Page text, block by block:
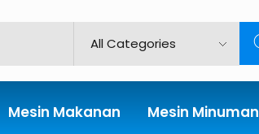
Mesin Makanan Mesin Minuman